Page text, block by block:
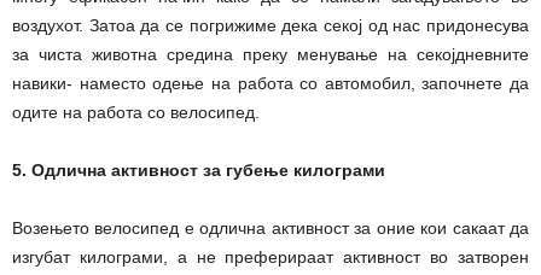
воздухот. Затоа да се погрижиме дека секој од нас придонесува
за чиста животна средина преку менување на секојдневните
навики- наместо одење на работа со автомобил, започнете да
одите на работа со велосипед.
5. Одлична активност за губење килограми
Возењето велосипед е одлична активност за оние кои сакаат да
изгубат килограми, а не преферираат активност во затворен